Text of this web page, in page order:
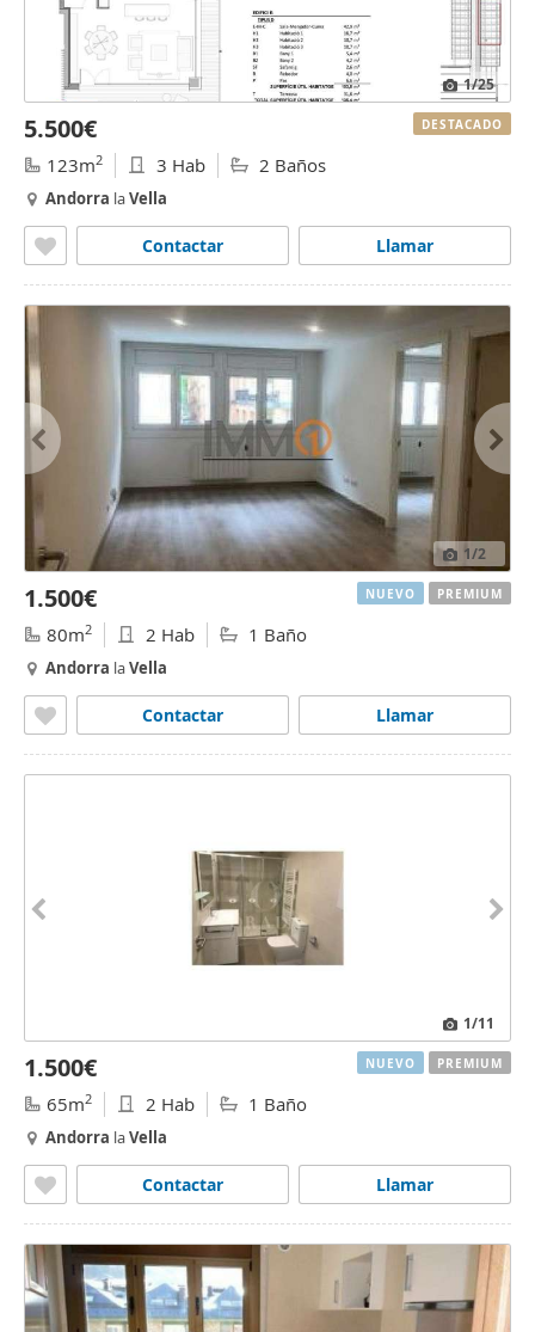
1/25
5.500€
123m2 3 Hab 2 Baños
Andorra laVella
Llamar
Contactar
DESTACADO
1/2
1.500€
80m2 2 Hab 1 Baño
Andorra laVella
Llamar
Contactar
NUEVO PREMIUM
1/11
1.500€
65m2 2 Hab 1 Baño
Andorra laVella
Llamar
Contactar
NUEVO PREMIUM